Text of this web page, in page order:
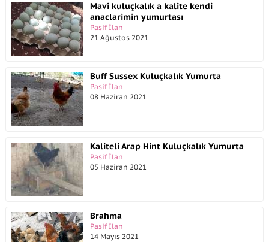
Mavi kuluçkalık a kalite kendi
anaclarimin yumurtası
Pasif İlan
21 Ağustos 2021
Buff Sussex Kuluçkalık Yumurta
Pasif İlan
08 Haziran 2021
Kaliteli Arap Hint Kuluçkalık Yumurta
Pasif İlan
05 Haziran 2021
Brahma
Pasif İlan
14 Mayıs 2021